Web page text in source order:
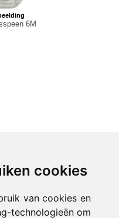
cookies
van cookies en
technologieën om
6M